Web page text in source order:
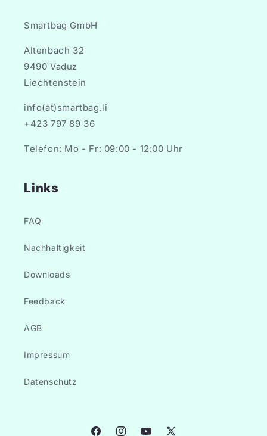
Smartbag GmbH
Altenbach 32
9490 Vaduz
Liechtenstein
info(at)smartbag.li
+423 797 89 36
Telefon: Mo - Fr: 09:00 - 12:00 Uhr
Links
FAQ
Nachhaltigkeit
Downloads
Feedback
AGB
Impressum
Datenschutz